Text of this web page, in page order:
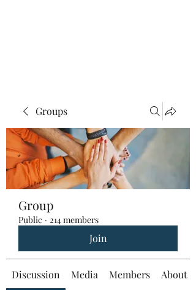
Groups
Group
Public · 214 members
Join
Discussion Media Members About